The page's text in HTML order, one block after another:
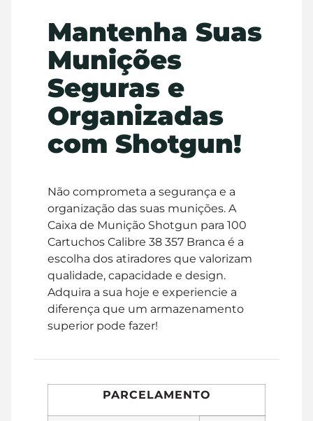
Mantenha Suas
Munições
Seguras e
Organizadas
com Shotgun!
Não comprometa a segurança e a
organização das suas munições. A
Caixa de Munição Shotgun para 100
Cartuchos Calibre 38 357 Branca é a
escolha dos atiradores que valorizam
qualidade, capacidade e design.
Adquira a sua hoje e experiencie a
diferença que um armazenamento
superior pode fazer!
PARCELAMENTO